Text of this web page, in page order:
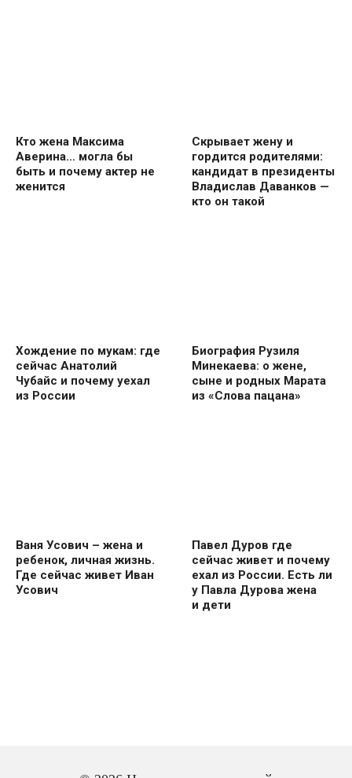
Кто жена Максима
Аверина… могла бы
быть и почему актер не
женится
Скрывает жену и
гордится родителями:
кандидат в президенты
Владислав Даванков —
кто он такой
Хождение по мукам: где
сейчас Анатолий
Чубайс и почему уехал
из России
Биография Рузиля
Минекаева: о жене,
сыне и родных Марата
из «Слова пацана»
Ваня Усович – жена и
ребенок, личная жизнь.
Где сейчас живет Иван
Усович
Павел Дуров где
сейчас живет и почему
ехал из России. Есть ли
у Павла Дурова жена
и дети